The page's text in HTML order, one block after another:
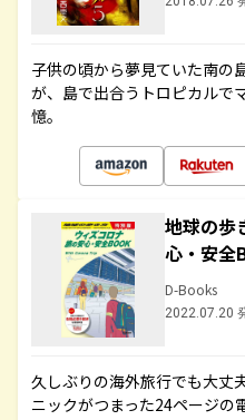
子供の頃から夢見ていた南の
が、島で出合うトロピカルで
憶。
地球の歩
心・安全
D-Books
2022.07.20
久しぶりの海外旅行でも大丈
ニックがつまった24ページの